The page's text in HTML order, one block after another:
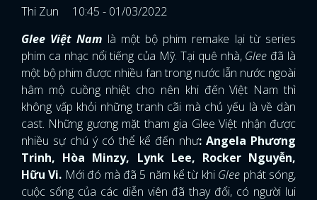
Thi Zun
10:45 - 01/03/2022
Glee Việt Nam là một bộ phim remake lại từ series
phim ca nhạc nổi tiếng của Mỹ. Tại quê nhà, Glee đã là
một bộ phim được nhiều fan trong nước lẫn nước ngoài
hâm mộ cuồng nhiệt cho nên khi đến Việt Nam thì
không vấp khỏi những tranh cãi mà chủ yếu là về dàn
cast. Những gương mặt tham gia Glee Việt nhận được
nhiều sự chú ý có thể kể đến như: Angela Phương
Trinh, Hòa Minzy, Lynk Lee, Rocker Nguyễn,
Hữu Vi. Mới đó mà đã 5 năm kể từ khi Glee phát sóng,
cuộc sống của các diễn viên đã thay đổi, có người lui